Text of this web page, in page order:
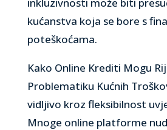
kućanstva koja se bore s
poteškoćama.
Kako Online Krediti Mogu
Problematiku Kućnih
vidljivo kroz fleksibilnost
Mnoge online platforme